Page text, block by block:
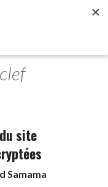
site
Samama